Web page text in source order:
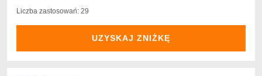
Liczba zastosowań: 29
UZYSKAJ ZNIŻKĘ